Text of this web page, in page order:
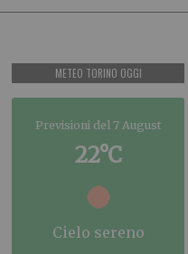
METEO TORINO OGGI
Previsioni del 7 August
22°C
cielo sereno